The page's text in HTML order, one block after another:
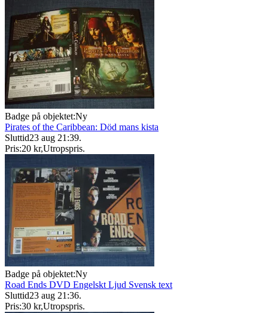
Badge på objektet:Ny
Pirates of the Caribbean: Död mans kista
Sluttid23 aug 21:39.
Pris:20 kr,Utropspris.
Badge på objektet:Ny
Road Ends DVD Engelskt Ljud Svensk text
Sluttid23 aug 21:36.
Pris:30 kr,Utropspris.